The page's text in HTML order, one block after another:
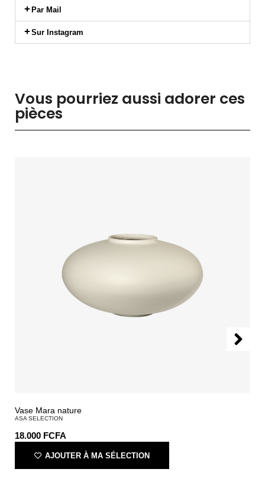
Par Mail
Sur Instagram
Vous pourriez aussi adorer ces
pièces
Vase Mara nature
ASA SELECTION
18.000 FCFA
AJOUTER À MA SÉLECTION